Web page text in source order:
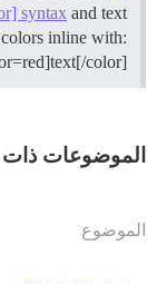
syntax and text
colors inline with:
color] …
الموضوعات ذات
الموضوع